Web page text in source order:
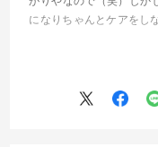
になりちゃんとケアをし
今回もそんな感じで試し
もう他を試したりする事
これからはずっと使い続